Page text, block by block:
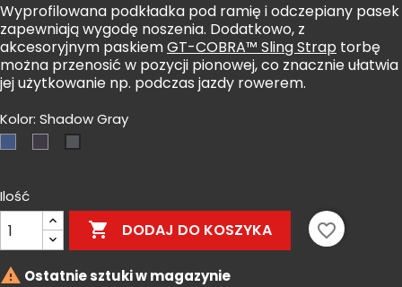
Wyprofilowana podkładka pod ramię i odczepiany pasek
zapewniają wygodę noszenia. Dodatkowo, z
akcesoryjnym paskiemGT-COBRA™ Sling Strap torbę
można przenosić w pozycji pionowej, co znacznie ułatwia
jej użytkowanie np. podczas jazdy rowerem.
Kolor: Shadow Gray
Shadow
Ilość
 DODAJ DO KOSZYKA favorite_border
 Ostatnie sztuki w magazynie